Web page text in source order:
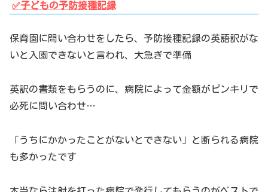
✅子どもの予防接種記録
保育園に問い合わせをしたら、予防接種記録の英語訳がな
いと入園できないと言われ、大急ぎで準備
英訳の書類をもらうのに、病院によって金額がピンキリで
必死に問い合わせ…
「うちにかかったことがないとできない」と断られる病院
も多かったです